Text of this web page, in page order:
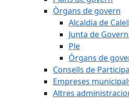
Òrgans de govern
Alcaldia de
Junta de
Ple
Òrgans de
Consells de
Empreses
Altres